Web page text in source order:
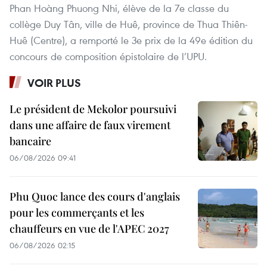
Phan Hoàng Phuong Nhi, élève de la 7e classe du
collège Duy Tân, ville de Huê, province de Thua Thiên-
Huê (Centre), a remporté le 3e prix de la 49e édition du
concours de composition épistolaire de l’UPU.
VOIR PLUS
Le président de Mekolor poursuivi
dans une affaire de faux virement
bancaire
06/08/2026 09:41
Phu Quoc lance des cours d'anglais
pour les commerçants et les
chauffeurs en vue de l'APEC 2027
06/08/2026 02:15